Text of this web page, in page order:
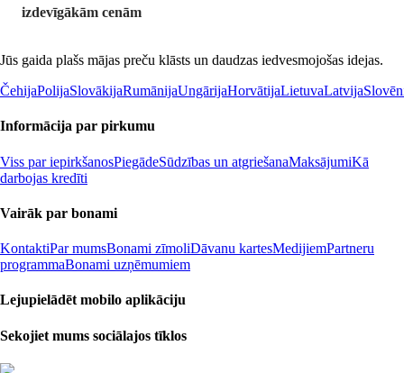
izdevīgākām cenām
Jūs gaida plašs mājas preču klāsts un daudzas iedvesmojošas idejas.
ČehijaPolijaSlovākijaRumānijaUngārijaHorvātijaLietuvaLatvija
Informācija par pirkumu
Viss par iepirkšanosPiegādeSūdzības un atgriešanaMaksājumiKā
darbojas kredīti
Vairāk par bonami
KontaktiPar mumsBonami zīmoliDāvanu kartesMedijiemPartneru
programmaBonami uzņēmumiem
Lejupielādēt mobilo aplikāciju
Sekojiet mums sociālajos tīklos